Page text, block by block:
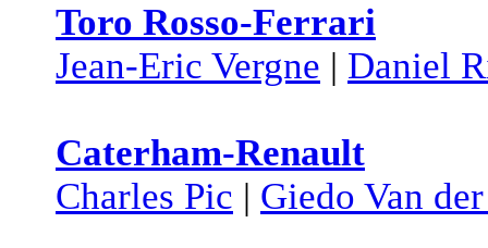
Toro Rosso-Ferrari
Jean-Eric Vergne | Daniel
Caterham-Renault
Charles Pic | Giedo Van